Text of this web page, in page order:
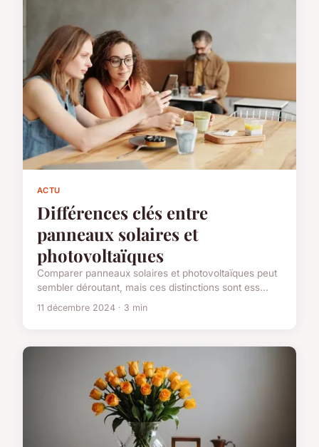
ACTU
Différences clés entre
panneaux solaires et
photovoltaïques
Comparer panneaux solaires et photovoltaïques peut
sembler déroutant, mais ces distinctions sont ess...
11 décembre 2024 · 3 min